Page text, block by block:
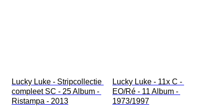
Lucky Luke - Stripcollectie
compleet SC - 25 Album -
Ristampa - 2013
Lucky Luke - 11x C -
EO/Ré - 11 Album -
1973/1997